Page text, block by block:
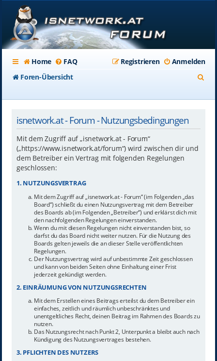
Home FAQ Anmelden
Registrieren
Foren-Übersicht
isnetwork.at - Forum - Nutzungsbedingungen
Mit dem Zugriff auf „isnetwork.at - Forum“
(„https://www.isnetwork.at/forum“) wird zwischen dir und
dem Betreiber ein Vertrag mit folgenden Regelungen
geschlossen:
1. NUTZUNGSVERTRAG
Mit dem Zugriff auf „isnetwork.at - Forum“ (im Folgenden „das
Board“) schließt du einen Nutzungsvertrag mit dem Betreiber
des Boards ab (im Folgenden „Betreiber“) und erklärst dich mit
den nachfolgenden Regelungen einverstanden.
Wenn du mit diesen Regelungen nicht einverstanden bist, so
darfst du das Board nicht weiter nutzen. Für die Nutzung des
Boards gelten jeweils die an dieser Stelle veröffentlichten
Regelungen.
Der Nutzungsvertrag wird auf unbestimmte Zeit geschlossen
und kann von beiden Seiten ohne Einhaltung einer Frist
jederzeit gekündigt werden.
2. EINRÄUMUNG VON NUTZUNGSRECHTEN
Mit dem Erstellen eines Beitrags erteilst du dem Betreiber ein
einfaches, zeitlich und räumlich unbeschränktes und
unentgeltliches Recht, deinen Beitrag im Rahmen des Boards zu
nutzen.
Das Nutzungsrecht nach Punkt 2, Unterpunkt a bleibt auch nach
Kündigung des Nutzungsvertrages bestehen.
3. PFLICHTEN DES NUTZERS